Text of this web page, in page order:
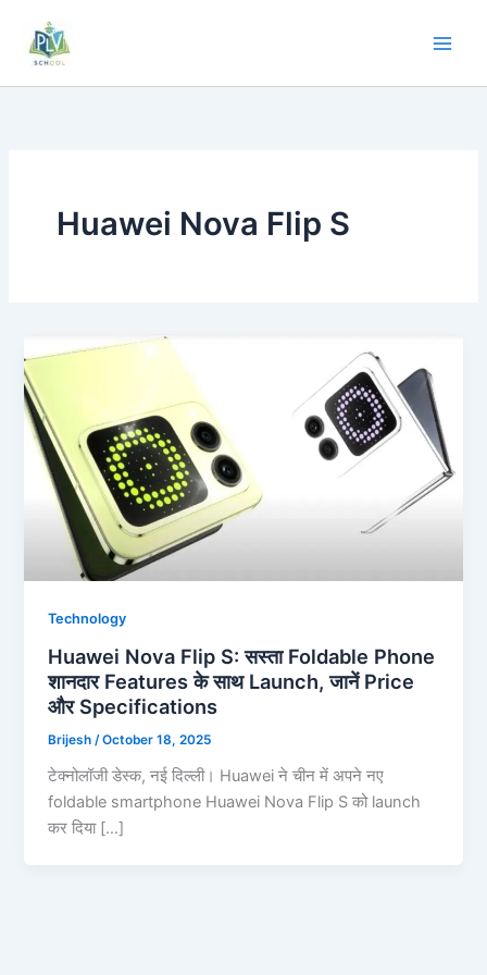
Huawei Nova Flip S
Technology
Huawei Nova Flip S: सस्ता Foldable Phone
शानदार Features के साथ Launch, जानें Price
और Specifications
Brijesh /October 18, 2025
टेक्नोलॉजी डेस्क, नई दिल्ली। Huawei ने चीन में अपने नए
foldable smartphone Huawei Nova Flip S को launch
कर दिया […]